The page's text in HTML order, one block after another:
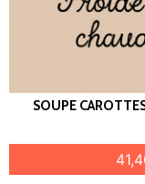
SOUPE